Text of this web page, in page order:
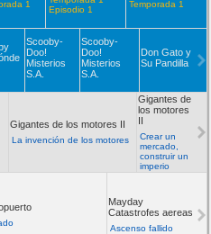
1
Episodio 1
Temporada 1
Scooby-
Doo!
Misterios
S.A.
Scooby-
Doo!
Misterios
S.A.
Don Gato y
Su Pandilla
Gigantes de los motores II
La invención de los motores
Gigantes de
los motores
II
Crear un
mercado,
construir un
imperio
Mayday
Catastrofes aereas
Ascenso fallido